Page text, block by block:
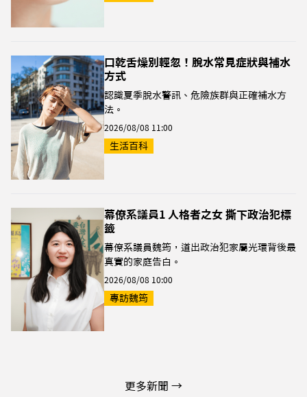
口乾舌燥別輕忽！脫水常見症狀與補水
方式
認識夏季脫水警訊、危險族群與正確補水方
法。
2026/08/08 11:00
生活百科
幕僚系議員1 人格者之女 撕下政治犯標
籤
幕僚系議員魏筠，道出政治犯家屬光環背後最
真實的家庭告白。
2026/08/08 10:00
專訪魏筠
更多新聞 →